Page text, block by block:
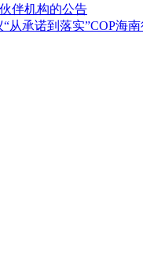
伴机构的公告
从承诺到落实”COP海南